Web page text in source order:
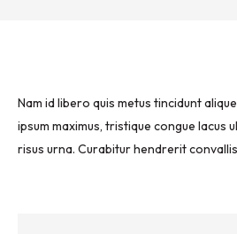
Nam id libero quis metus tincidunt
ipsum maximus, tristique congue lacus
risus urna. Curabitur hendrerit